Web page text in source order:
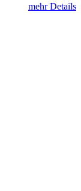
mehr Details